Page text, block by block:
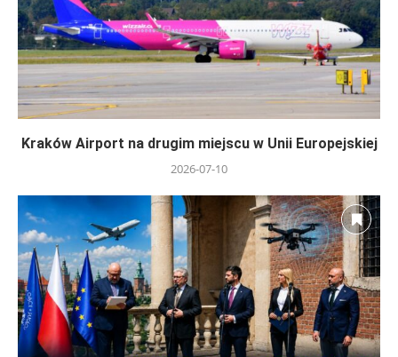
Kraków Airport na drugim miejscu w Unii Europejskiej
2026-07-10